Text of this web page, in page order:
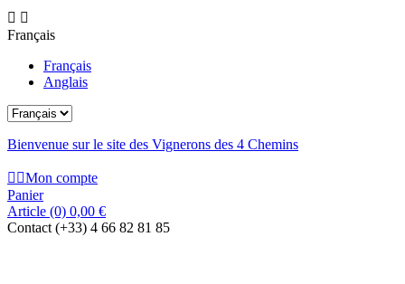
 
Français
Français
Anglais
Bienvenue sur le site des Vignerons des 4 Chemins
 Mon compte
Panier
Article (0) 0,00 €
Contact (+33) 4 66 82 81 85